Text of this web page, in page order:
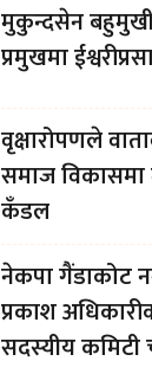
मुकुन्दसेन
प्रमुखमा
वृक्षारोपणले
समाज विकासमा
कँडल
नेकपा गैंडाकोट
प्रकाश
सदस्यीय